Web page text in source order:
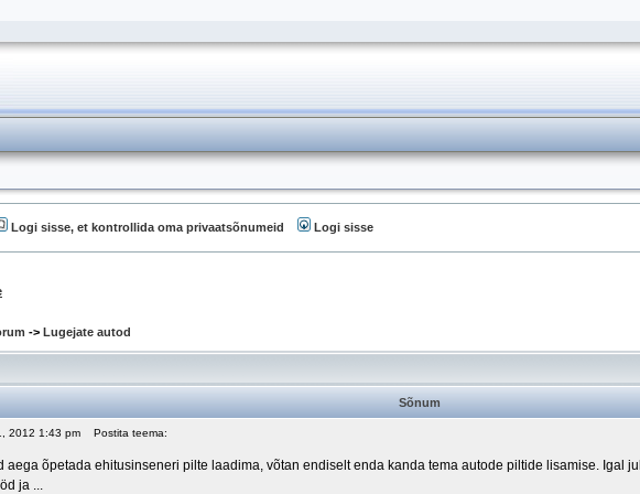
Logi sisse, et kontrollida oma privaatsõnumeid Logi sisse
-> Lugejate autod
Sõnum
2012 1:43 pm Postita teema:
aega õpetada ehitusinseneri pilte laadima, võtan endiselt enda kanda tema autode piltide lisamise. Igal
ja ...